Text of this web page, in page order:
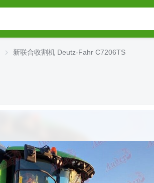
新联合收割机 Deutz-Fahr C7206TS